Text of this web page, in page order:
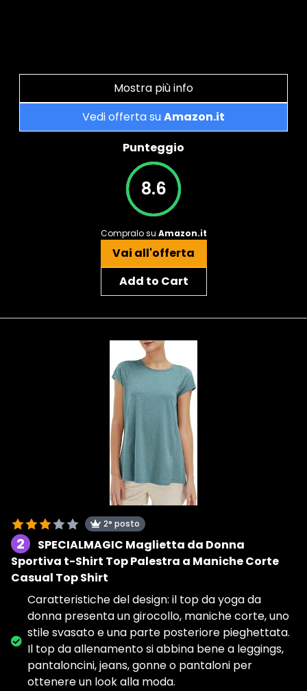
Mostra più info
Vedi offerta suAmazon.it
Punteggio
8.6
Compralo su Amazon.it
Vai all'offerta
Add to Cart
2° posto
2
SPECIALMAGIC Maglietta da Donna
Sportiva t-Shirt Top Palestra a Maniche Corte
Casual Top Shirt
Caratteristiche del design: il top da yoga da
donna presenta un girocollo, maniche corte, uno
stile svasato e una parte posteriore pieghettata.
Il top da allenamento si abbina bene a leggings,
pantaloncini, jeans, gonne o pantaloni per
ottenere un look alla moda.